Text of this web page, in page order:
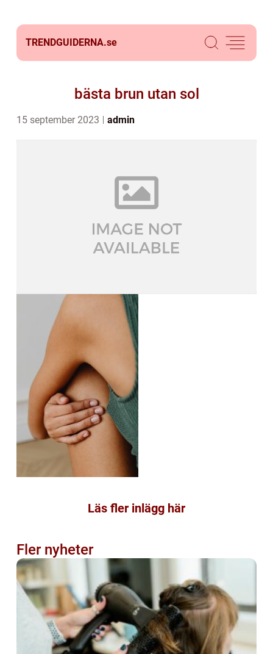
TRENDGUIDERNA.se
bästa brun utan sol
15 september 2023 admin
Läs fler inlägg här
Fler nyheter